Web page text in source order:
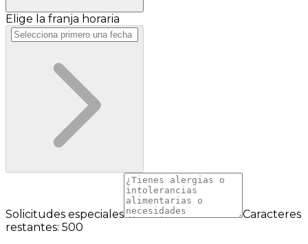
Elige la franja horaria
Solicitudes especiales
Caracteres
restantes: 500